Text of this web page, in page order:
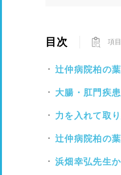
目次 項
辻仲病院柏の
大腸・肛門疾
力を入れて取
辻仲病院柏の
浜畑幸弘先生